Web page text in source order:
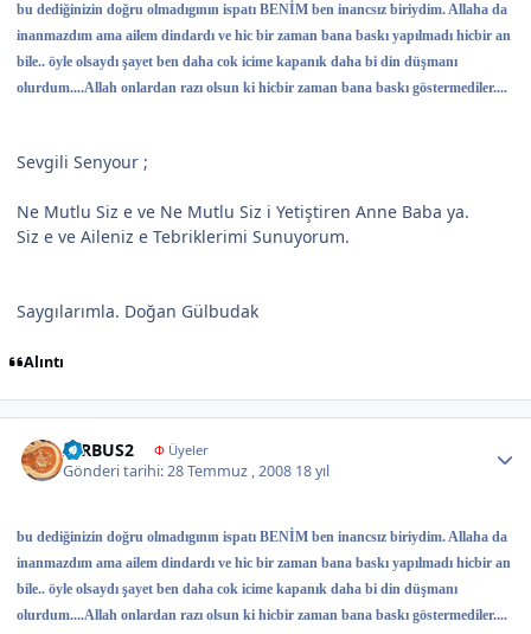
bu dediğinizin doğru olmadıgının ispatı BENİM ben inancsız biriydim. Allaha da
inanmazdım ama ailem dindardı ve hic bir zaman bana baskı yapılmadı hicbir an
bile.. öyle olsaydı şayet ben daha cok icime kapanık daha bi din düşmanı
olurdum....Allah onlardan razı olsun ki hicbir zaman bana baskı göstermediler....
Sevgili Senyour ;
Ne Mutlu Siz e ve Ne Mutlu Siz i Yetiştiren Anne Baba ya.
Siz e ve Aileniz e Tebriklerimi Sunuyorum.
Saygılarımla. Doğan Gülbudak
Alıntı
AIRBUS2 ΦÜyeler
Gönderi tarihi:28 Temmuz , 2008 18 yıl
bu dediğinizin doğru olmadıgının ispatı BENİM ben inancsız biriydim. Allaha da
inanmazdım ama ailem dindardı ve hic bir zaman bana baskı yapılmadı hicbir an
bile.. öyle olsaydı şayet ben daha cok icime kapanık daha bi din düşmanı
olurdum....Allah onlardan razı olsun ki hicbir zaman bana baskı göstermediler....